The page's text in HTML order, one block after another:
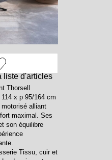
liste d'articles
Thorsell
x p 95/164 cm
alliant
maximal. Ses
son équilibre
Tissu, cuir et